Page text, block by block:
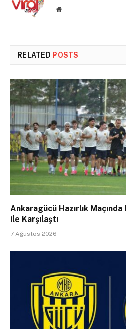
Website
RELATED POSTS
Ankaragücü Hazırlık
ile Karşılaştı
7 Ağustos 2026